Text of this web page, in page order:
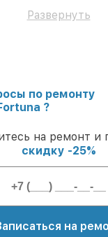
уровень их
гарантия
услуги и
сервисной
закрываем
Fortuna
Развернуть
по ремонту
?
на ремонт и
скидку -25%
на